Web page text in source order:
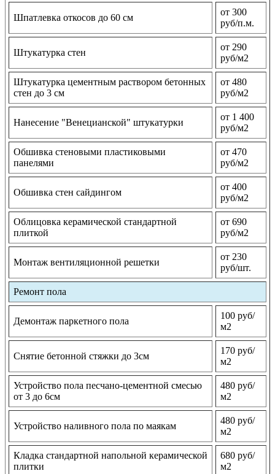
Шпатлевка откосов до 60 см
от 300
руб/п.м.
Штукатурка стен
от 290
руб/м2
Штукатурка цементным раствором бетонных
стен до 3 см
от 480
руб/м2
Нанесение "Венецианской" штукатурки
от 1 400
руб/м2
Обшивка стеновыми пластиковыми
панелями
от 470
руб/м2
Обшивка стен сайдингом
от 400
руб/м2
Облицовка керамической стандартной
плиткой
от 690
руб/м2
Монтаж вентиляционной решетки
от 230
руб/шт.
Ремонт пола
Демонтаж паркетного пола
100 руб/
м2
Снятие бетонной стяжки до 3см
170 руб/
м2
Устройство пола песчано-цементной смесью
от 3 до 6см
480 руб/
м2
Устройство наливного пола по маякам
480 руб/
м2
Кладка стандартной напольной керамической
плитки
680 руб/
м2